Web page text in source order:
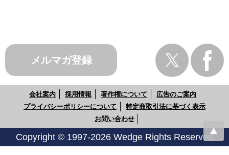
メルマガ登録
会社案内 採用情報 著作権について
広告のご案内
プライバシーポリシーについて
特定商取引法に基づく表示
お問い合わせ
Copyright © 1997-2026 Wedge Rights Reserved